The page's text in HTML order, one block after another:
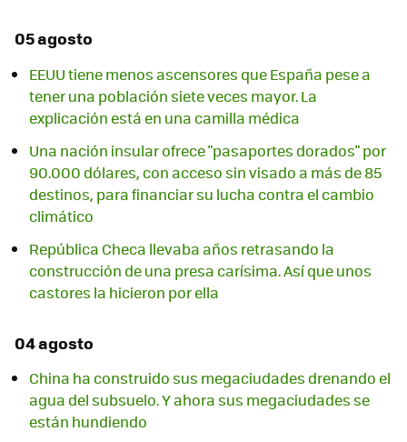
05 agosto
EEUU tiene menos ascensores que España pese a
tener una población siete veces mayor. La
explicación está en una camilla médica
Una nación insular ofrece "pasaportes dorados" por
90.000 dólares, con acceso sin visado a más de 85
destinos, para financiar su lucha contra el cambio
climático
República Checa llevaba años retrasando la
construcción de una presa carísima. Así que unos
castores la hicieron por ella
04 agosto
China ha construido sus megaciudades drenando el
agua del subsuelo. Y ahora sus megaciudades se
están hundiendo